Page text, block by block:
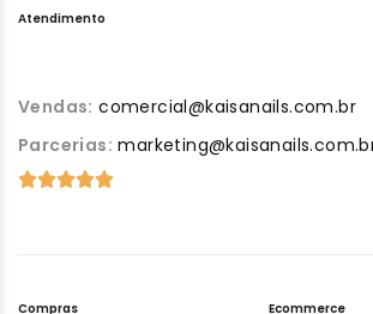
Atendimento
Vendas: comercial@kaisanails.com.br
Parcerias:
Compras Ecommerce